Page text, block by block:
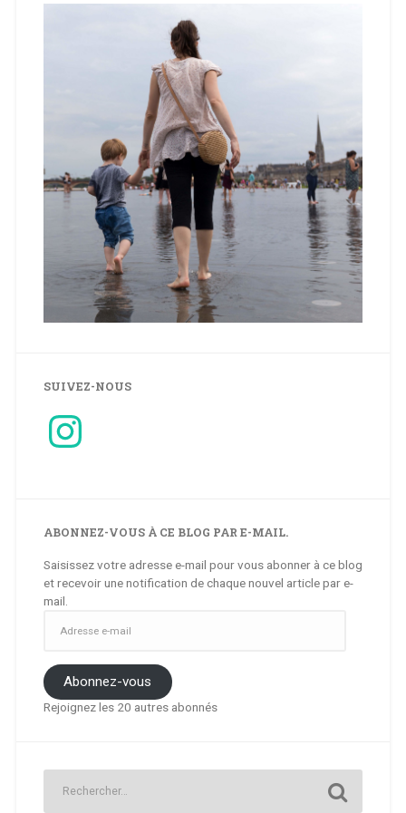
SUIVEZ-NOUS
Instagram
ABONNEZ-VOUS À CE BLOG PAR E-MAIL.
Saisissez votre adresse e-mail pour vous abonner à ce blog
et recevoir une notification de chaque nouvel article par e-
mail.
mail
Abonnez-vous
Rejoignez les 20 autres abonnés